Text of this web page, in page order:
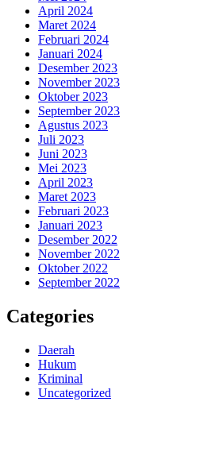
April 2024
Maret 2024
Februari 2024
Januari 2024
Desember 2023
November 2023
Oktober 2023
September 2023
Agustus 2023
Juli 2023
Juni 2023
Mei 2023
April 2023
Maret 2023
Februari 2023
Januari 2023
Desember 2022
November 2022
Oktober 2022
September 2022
Categories
Daerah
Hukum
Kriminal
Uncategorized